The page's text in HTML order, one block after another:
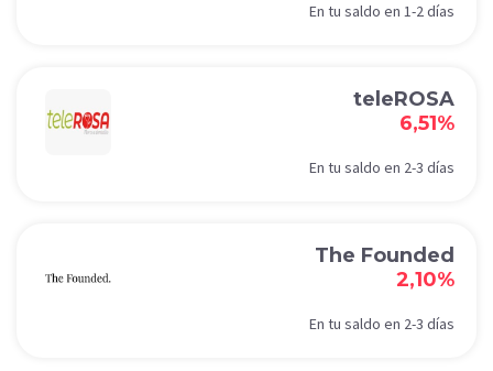
En tu saldo en 1-2 días
teleROSA
6,51%
En tu saldo en 2-3 días
The Founded
2,10%
En tu saldo en 2-3 días